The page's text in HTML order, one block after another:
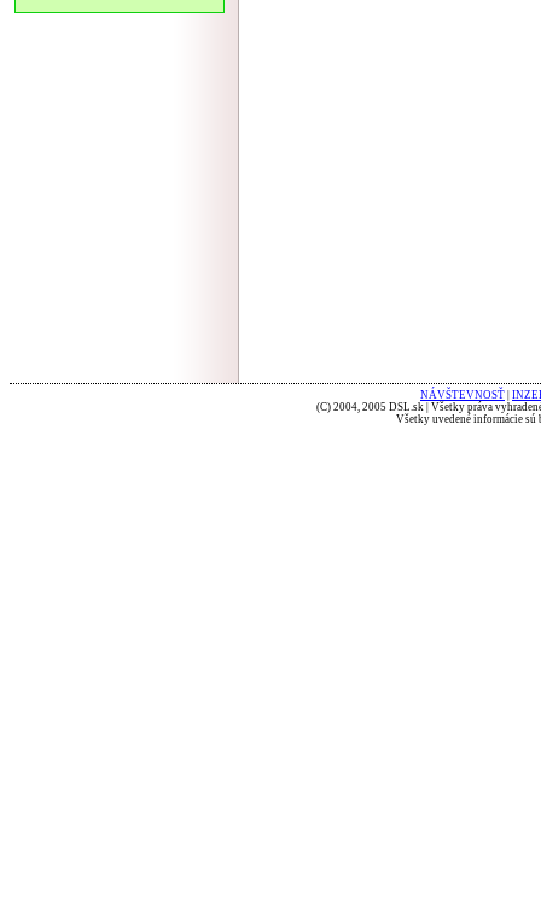
NÁVŠTEVNOSŤ
(C) 2004, 2005 DSL.sk | Všetky práva
Všetky uvedené informácie sú